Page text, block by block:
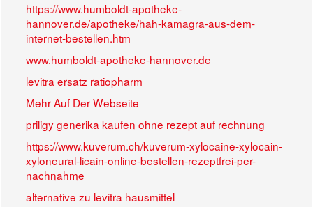
https://www.humboldt-apotheke-
hannover.de/apotheke/hah-kamagra-aus-dem-
internet-bestellen.htm
www.humboldt-apotheke-hannover.de
levitra ersatz ratiopharm
Mehr Auf Der Webseite
priligy generika kaufen ohne rezept auf rechnung
https://www.kuverum.ch/kuverum-xylocaine-xylocain-
xyloneural-licain-online-bestellen-rezeptfrei-per-
nachnahme
alternative zu levitra hausmittel